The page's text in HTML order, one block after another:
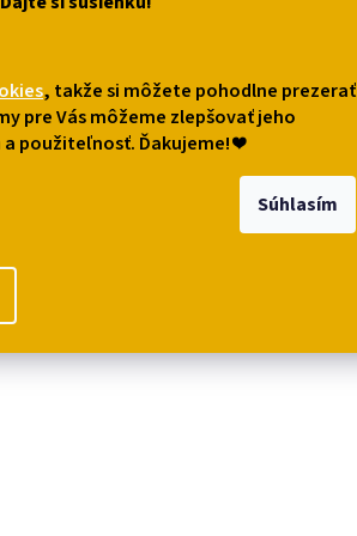
, takže si môžete pohodlne prezerať
pre Vás môžeme zlepšovať jeho
použiteľnosť. Ďakujeme!❤
Súhlasím
€0,69
Diskusia
je od Alex Clark.